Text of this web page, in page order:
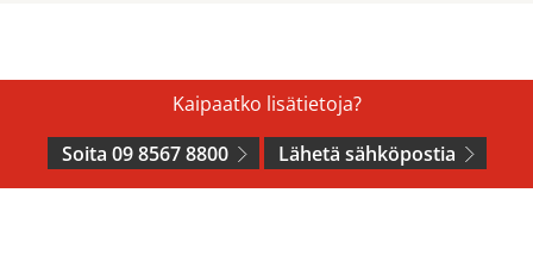
Kaipaatko lisätietoja?
Soita 09 8567 8800
Lähetä sähköpostia